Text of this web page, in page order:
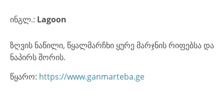
ინგლ.: Lagoon
ზღვის ნაწილი, წყალმარჩხი ყურე მარჯნის რიფებსა და
ნაპირს შორის.
წყარო: https://www.ganmarteba.ge